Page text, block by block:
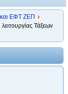
ΕΦΤ ΖΕΠ
λειτουργίας Τάξεων